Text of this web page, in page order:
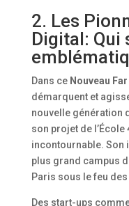
2. Les
Digital: Qui
Dans ce Nouveau
démarquent et
nouvelle génération
son projet de l’École
incontournable. Son
plus grand campus
Paris sous le feu
Des start-ups